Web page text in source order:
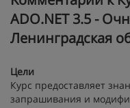
ADO.NET 3.5 -
Ленинградская
Цели
Курс предоставляет
запрашивания и